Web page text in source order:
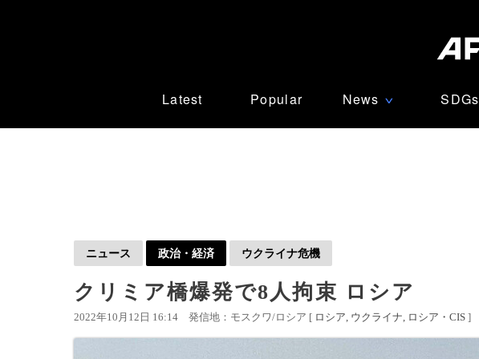
Latest Popular News ∨ SDGs
ニュース 政治・経済 ウクライナ危機
クリミア橋爆発で8人拘束 ロシア
2022年10月12日 16:14 発信地：モスクワ/ロシア [ ロシア ウクライナ ロシア・CIS ]